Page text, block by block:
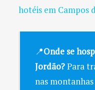
hotéis em Campos
📍Onde se
Jordão?Para
nas montanhas